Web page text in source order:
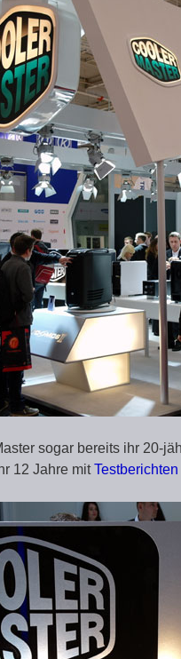
sogar bereits ihr 20-
12 Jahre mitTestberichten